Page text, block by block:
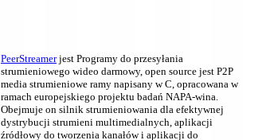
PeerStreamerjest Programy do przesyłania
strumieniowego wideo darmowy, open source jest P2P
media strumieniowe ramy napisany w C, opracowana w
ramach europejskiego projektu badań NAPA-wina.
Obejmuje on silnik strumieniowania dla efektywnej
dystrybucji strumieni multimedialnych, aplikacji
źródłowy do tworzenia kanałów i aplikacji do